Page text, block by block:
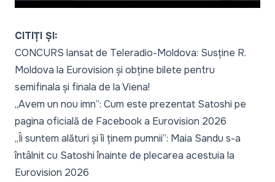
CITIȚI ȘI:
CONCURS lansat de Teleradio-Moldova: Susține R.
Moldova la Eurovision și obține bilete pentru
semifinala și finala de la Viena!
„Avem un nou imn”: Cum este prezentat Satoshi pe
pagina oficială de Facebook a Eurovision 2026
„Îi suntem alături și îi ținem pumnii”: Maia Sandu s-a
întâlnit cu Satoshi înainte de plecarea acestuia la
Eurovision 2026